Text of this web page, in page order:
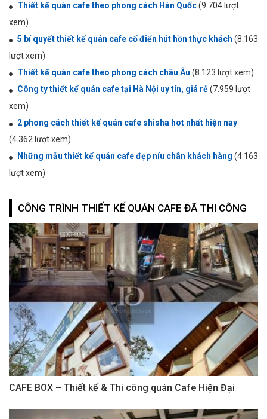
Thiết kế quán cafe theo phong cách Hàn Quốc(9.704 lượt
xem)
5 bí quyết thiết kế quán cafe cổ điển hút hồn thực khách (8.163
lượt xem)
Thiết kế quán cafe theo phong cách châu Âu (8.123 lượt xem)
Công ty thiết kế quán cafe tại Hà Nội uy tín, giá rẻ(7.959 lượt
xem)
2 phong cách thiết kế quán cafe shisha hot nhất hiện nay
(4.362 lượt xem)
Những mẫu thiết kế quán cafe đẹp níu chân khách hàng (4.163
lượt xem)
CÔNG TRÌNH THIẾT KẾ QUÁN CAFE ĐÃ THI CÔNG
CAFE BOX – Thiết kế & Thi công quán Cafe Hiện Đại